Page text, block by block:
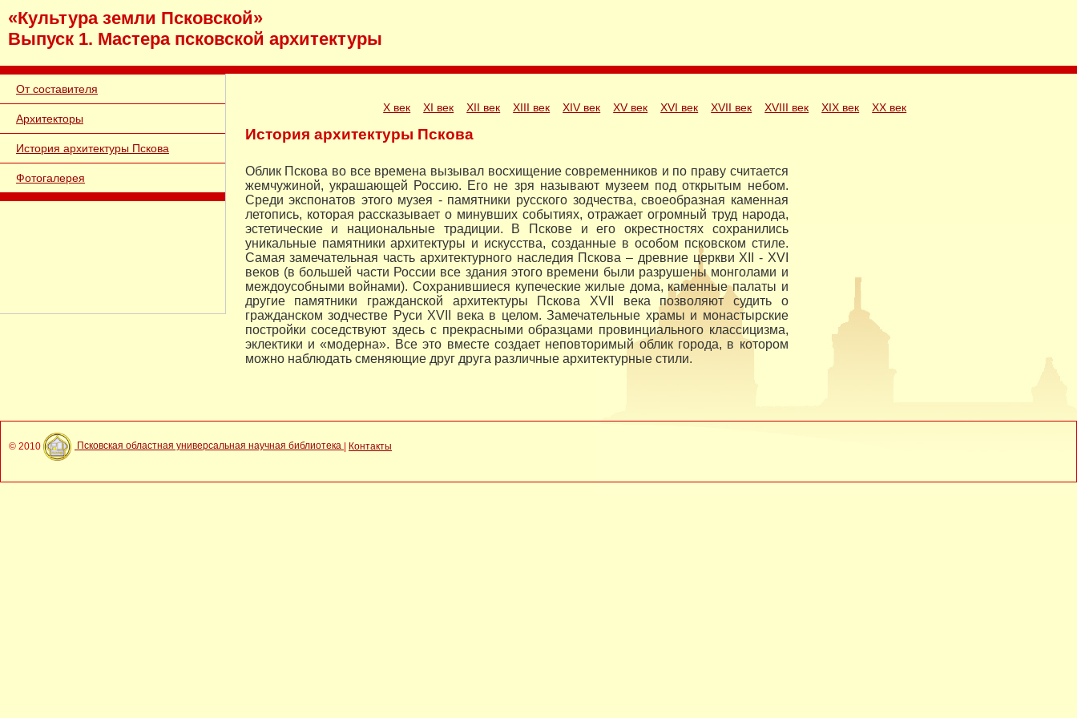
«Культура земли Псковской»
Выпуск 1. Мастера псковской архитектуры
X век XI век XII век XIII век XIV век XV век XVI век XVII век XVIII век XIX век XX век
История архитектуры Пскова
Облик Пскова во все времена вызывал восхищение современников и по праву считается
жемчужиной, украшающей Россию. Его не зря называют музеем под открытым небом.
Среди экспонатов этого музея - памятники русского зодчества, своеобразная каменная
летопись, которая рассказывает о минувших событиях, отражает огромный труд народа,
эстетические и национальные традиции. В Пскове и его окрестностях сохранились
уникальные памятники архитектуры и искусства, созданные в особом псковском стиле.
Самая замечательная часть архитектурного наследия Пскова – древние церкви XII - XVI
веков (в большей части России все здания этого времени были разрушены монголами и
междоусобными войнами). Сохранившиеся купеческие жилые дома, каменные палаты и
другие памятники гражданской архитектуры Пскова XVII века позволяют судить о
гражданском зодчестве Руси XVII века в целом. Замечательные храмы и монастырские
постройки соседствуют здесь с прекрасными образцами провинциального классицизма,
эклектики и «модерна». Все это вместе создает неповторимый облик города, в котором
можно наблюдать сменяющие друг друга различные архитектурные стили.
От составителя
Архитекторы
История архитектуры Пскова
Фотогалерея
© 2010 Псковская областная универсальная научная библиотека | Контакты